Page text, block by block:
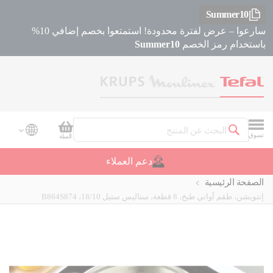
Summer10
سارعوا – عرض لفترة محدودة! استمتعوا بخصم إضافي 10%
باستخدام رمز الخصم Summer10
تسوق
بحث
سلة
السلة
دعم العملاء
الصفحة الرئيسية
إنتويشن، طقم أواني طبخ، 8 قطعة، ستاليس ستيل 18/10، B864S874